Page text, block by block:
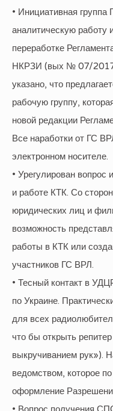
• Инициативная
аналитическую работу
переработке
НКРЗИ (вых № 07/2017
указано, что
рабочую группу,
новой редакции
Все наработки от ГС
электронном носителе.
• Урегулирован
и работе КТК. Со
юридических лиц и
возможность
работы в КТК или
участников ГС ВРЛ.
• Тесный контакт в
по Украине.
для всех
что бы открыть
выкручиванием рук»).
ведомством, которое
оформление